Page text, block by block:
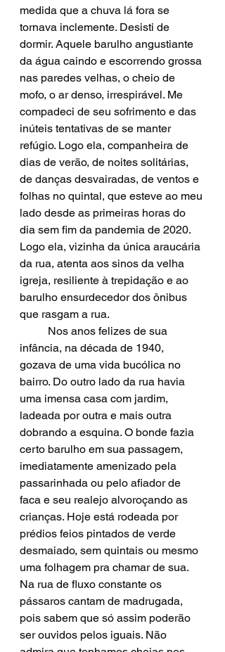
medida que a chuva lá fora se
tornava inclemente. Desisti de
dormir. Aquele barulho angustiante
da água caindo e escorrendo grossa
nas paredes velhas, o cheio de
mofo, o ar denso, irrespirável. Me
compadeci de seu sofrimento e das
inúteis tentativas de se manter
refúgio. Logo ela, companheira de
dias de verão, de noites solitárias,
de danças desvairadas, de ventos e
folhas no quintal, que esteve ao meu
lado desde as primeiras horas do
dia sem fim da pandemia de 2020.
Logo ela, vizinha da única araucária
da rua, atenta aos sinos da velha
igreja, resiliente à trepidação e ao
barulho ensurdecedor dos ônibus
que rasgam a rua.
infância, na década de 1940,
gozava de uma vida bucólica no
bairro. Do outro lado da rua havia
uma imensa casa com jardim,
ladeada por outra e mais outra
dobrando a esquina. O bonde fazia
certo barulho em sua passagem,
imediatamente amenizado pela
passarinhada ou pelo afiador de
faca e seu realejo alvoroçando as
crianças. Hoje está rodeada por
prédios feios pintados de verde
desmaiado, sem quintais ou mesmo
uma folhagem pra chamar de sua.
Na rua de fluxo constante os
pássaros cantam de madrugada,
pois sabem que só assim poderão
ser ouvidos pelos iguais. Não